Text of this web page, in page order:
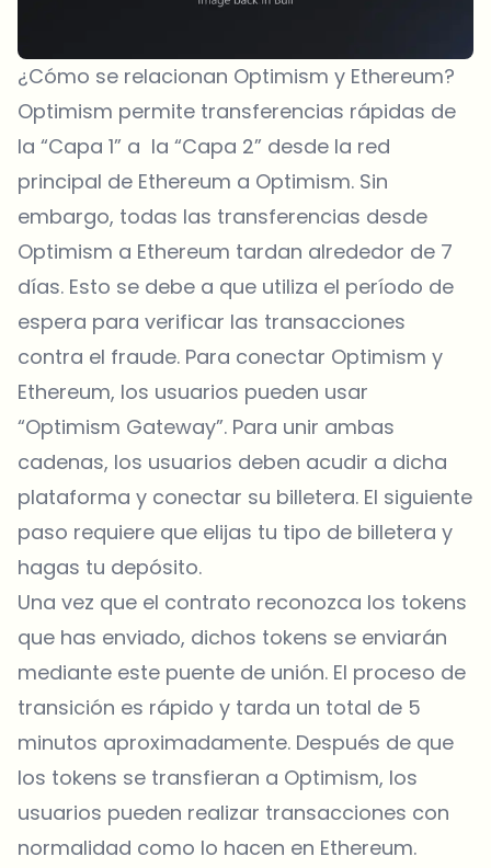
¿Cómo se relacionan Optimism y Ethereum?
Optimism permite transferencias rápidas de
la “Capa 1” a la “Capa 2” desde la red
principal de Ethereum a Optimism. Sin
embargo, todas las transferencias desde
Optimism a Ethereum tardan alrededor de 7
días. Esto se debe a que utiliza el período de
espera para verificar las transacciones
contra el fraude. Para conectar Optimism y
Ethereum, los usuarios pueden usar
“Optimism Gateway”. Para unir ambas
cadenas, los usuarios deben acudir a dicha
plataforma y conectar su billetera. El siguiente
paso requiere que elijas tu tipo de billetera y
hagas tu depósito.
Una vez que el contrato reconozca los tokens
que has enviado, dichos tokens se enviarán
mediante este puente de unión. El proceso de
transición es rápido y tarda un total de 5
minutos aproximadamente. Después de que
los tokens se transfieran a Optimism, los
usuarios pueden realizar transacciones con
normalidad como lo hacen en Ethereum.